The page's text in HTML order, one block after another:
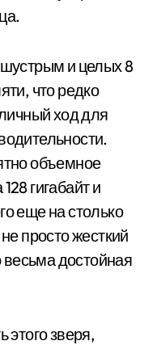
и целых 8
что редко
ход для
объемное
гигабайт и
еще на столько
просто жесткий
весьма достойная
этого зверя,